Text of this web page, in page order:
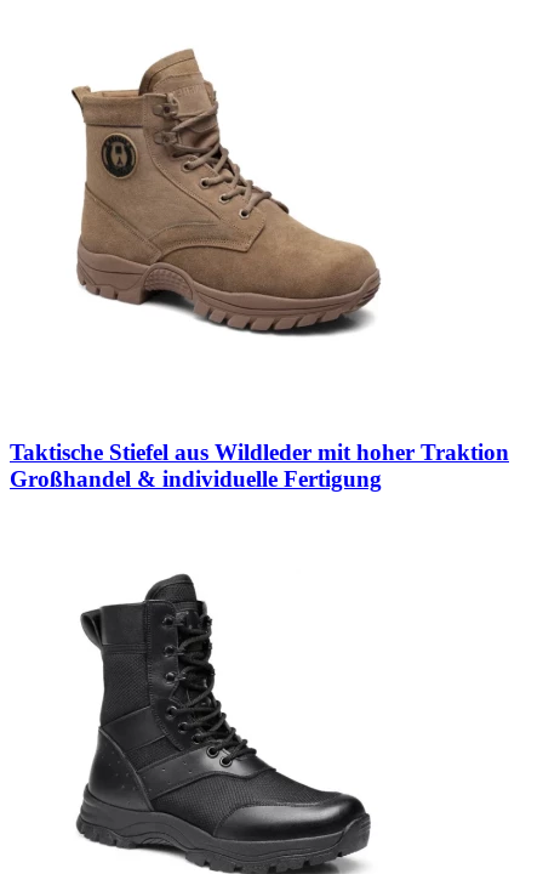
Taktische Stiefel aus Wildleder mit hoher Traktion
Großhandel & individuelle Fertigung